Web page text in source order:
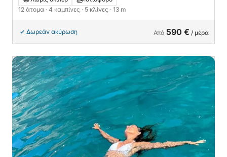
12 άτομα · 4 καμπίνες · 5 κλίνες · 13 m
Δωρεάν ακύρωση Από 590 € / μέρα